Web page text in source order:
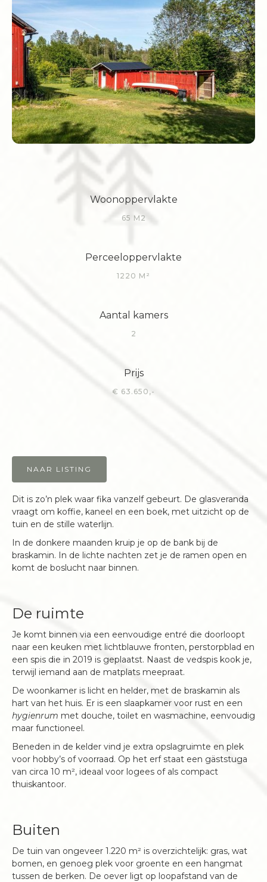
Woonoppervlakte
65 M2
Perceeloppervlakte
1220 M²
Aantal kamers
2
Prijs
€ 63.650,-
NAAR LISTING
Dit is zo’n plek waar fika vanzelf gebeurt. De glasveranda
vraagt om koffie, kaneel en een boek, met uitzicht op de
tuin en de stille waterlijn.
In de donkere maanden kruip je op de bank bij de
braskamin. In de lichte nachten zet je de ramen open en
komt de boslucht naar binnen.
De ruimte
Je komt binnen via een eenvoudige entré die doorloopt
naar een keuken met lichtblauwe fronten, perstorpblad en
een spis die in 2019 is geplaatst. Naast de vedspis kook je,
terwijl iemand aan de matplats meepraat.
De woonkamer is licht en helder, met de braskamin als
hart van het huis. Er is een slaapkamer voor rust en een
hygienrum met douche, toilet en wasmachine, eenvoudig
maar functioneel.
Beneden in de kelder vind je extra opslagruimte en plek
voor hobby’s of voorraad. Op het erf staat een gäststuga
van circa 10 m², ideaal voor logees of als compact
thuiskantoor.
Buiten
De tuin van ongeveer 1.220 m² is overzichtelijk: gras, wat
bomen, en genoeg plek voor groente en een hangmat
tussen de berken. De oever ligt op loopafstand van de